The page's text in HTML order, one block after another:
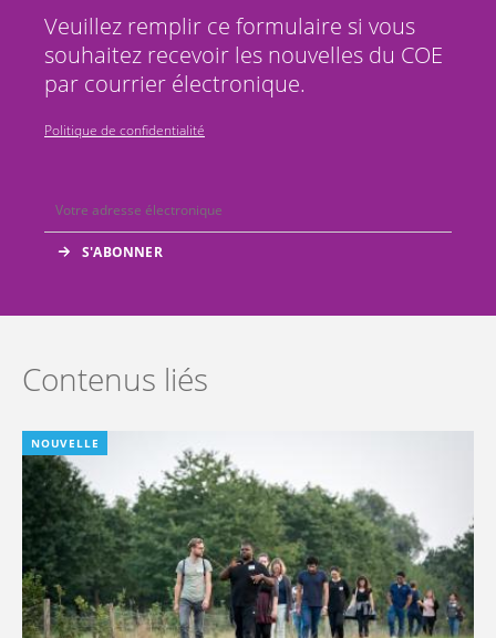
Veuillez remplir ce formulaire si vous
souhaitez recevoir les nouvelles du COE
par courrier électronique.
Politique de confidentialité
Contenus liés
NOUVELLE